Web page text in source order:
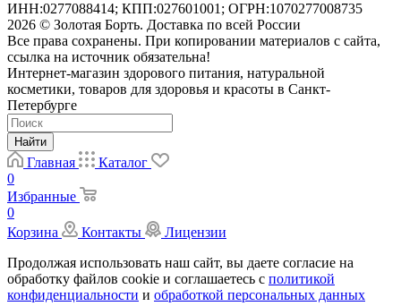
ИНН:0277088414; КПП:027601001; ОГРН:1070277008735
2026 © Золотая Борть. Доставка по всей России
Все права сохранены. При копировании материалов с сайта,
ссылка на источник обязательна!
Интернет-магазин здорового питания, натуральной
косметики, товаров для здоровья и красоты в Санкт-
Петербурге
Найти
Главная
Каталог
0
Избранные
0
Корзина
Контакты
Лицензии
Продолжая использовать наш сайт, вы даете согласие на
обработку файлов cookie и соглашаетесь с политикой
конфиденциальности и обработкой персональных данных